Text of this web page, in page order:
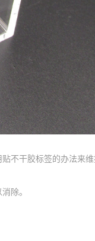
不干胶标签的办法来
除。